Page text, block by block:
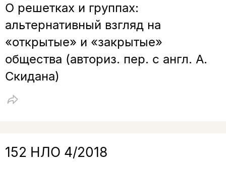
О решетках и группах:
альтернативный взгляд на
«открытые» и «закрытые»
общества (авториз. пер. с англ. А.
Скидана)
152 НЛО 4/2018